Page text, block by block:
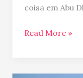
coisa em Abu
Read More »